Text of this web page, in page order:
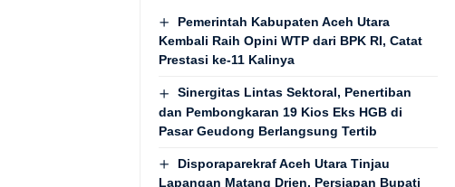
Pemerintah Kabupaten Aceh Utara
Kembali Raih Opini WTP dari BPK RI, Catat
Prestasi ke-11 Kalinya
Sinergitas Lintas Sektoral, Penertiban
dan Pembongkaran 19 Kios Eks HGB di
Pasar Geudong Berlangsung Tertib
Disporaparekraf Aceh Utara Tinjau
Lapangan Matang Drien, Persiapan Bupati